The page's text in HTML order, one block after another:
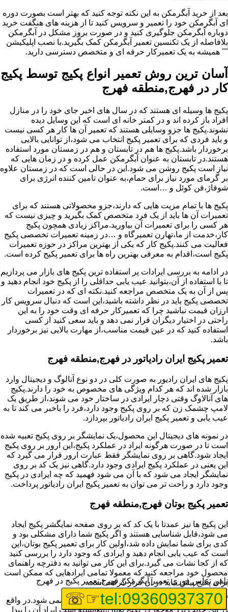
بعد از خرید آبگرمکن به این نکته توجه کنید که بهتر است بصورت دوره
ای آبگرمکن خود را تعمیر و سرویس کنید تا از هزینه های هنگفت خرید
دوباره آبگرمکن جلوگیری کنید و در صورت بروز مشکل در آبگرمکن
بلافاصله از یک تکنسین تعمیر آبگرمکن کمک بگیرید.با نصب اپلیکیشن
"" همیشه به یک تعمیرکار حرفه ای و متخصص دسترسی دارید.
آسان ترین روش تعمیر انواع پکیج توسط پکیج
کار در فهرج,منطقه فهرج
پکیج ها وسیله ای هستند که در سال های اخیر جای خود را در منازل
افراد باز کرده اند و در کمتر خانه ای است که این وسایل دیده
نشوند.پکیج ها جزو وسایلی هستند که تعمیر آن ها کار هر کسی نیست
و باید فردی که برای تعمیر پکیج انتخاب می شود،از توانایی بالایی
برخوردار باشد.پکیج ها هم در تابستان و هم در زمستان مورد استفاده
هستند.در تابستان به عنوان آبگرمکن عمل کرده و در زمان هایی که
نیاز است پکیج روشن می شود.این در حالی است که در زمستان علاوه
بر گرمای مورد نیاز برای حمام،به عنوان تامین کننده انرژی برای
شوفاژ،فن کوئل و …است.
پکیج ها با تمام مزیت هایی که دارند،جزو محصولاتی هستند که برای
تعمیرات آن ها باید از یک فرد متخصص کمک بگیرید و چیزی نیست که
هر کسی را برای تعمیرات آن بیاورید.مراکز زیادی همچون پکیج
کار،خدمت از ما،تهارن تعمیرگاه و …در زمینه تعمیرات تخصصی پکیج
فعالیت می کنند.پکیج کار که یکی از بهترین مراکز در حوزه تعمیرات
پکیج است،اقدام به معرفی بهترین راه ها برای تعمیر پکیج کرده است.
در ادامه به بررسی ایرادات پر استفاده ترین پکیج های بازار می پردازیم
تا با استفاده از آن،بتوانید عیب یابی حداقلی را از پکیج خود انجام دهید و
پس از آن به یک متخصص مراجعه کنید.نکته ای که در تعمیرات
تخصصی پکیج باید در نظر داشته باشید،این است که دنبال سرویس کار
ارزان قیمت نباشید چرا که تعمیرکار حرفه ای وقت خود را به این
راحتی در اختیار دیگران قرار نمی دهد و باید سعی کنید از کسی
استفاده کنید که در عین قیمت مناسب،از مهارت بالایی نیز برخوردار
باشد.
تعمیر پکیج ایران رادیاتور در فهرج,منطقه فهرج
پکیج های ایران رادیور به صورت کلی در دو نوع آنالوگ و دیجیتال وارد
بازار شده اند که هر کدام ویژگی های مخصوص به خود را دارند.پکیج
های آنالاوگ وقتی دچار ایرادی در ساختار خود می شوند،از طریق یک
لامپ چشمک زن که بر روی پکیج وجود دارد،فرد را باخبر می کند تا به
عیب یابی و تعمیر پکیج ایران رادیاتور بپردازد.
در نمونه های دیجیتال این محصول،یک نمایشگر بر روی پکیج تعبیه شده
است تا در صورت هرگونه ایراد در عملکرد پکیج،این ارور بر روی پکیج
ایجاد شود.گاهی بر روی نمایشگر فقط عبارت ارور قرار می گیرد که
این یعنی در عملکرد پکیج ایرادی وجود دارد.گاهی نیز یک کد بر روی
نمایشگر ایجاد می شود که با آن می شود فهمید که چه ایرادی در پکیج
وجود دارد و راحت تر می توان به تعمیر پکیج ایران رادیاتور پرداخت.
تعمیر پکیج بوتان فهرج,منطقه فهرج
این پکیج ها نیز عمدتا با یک کد که بر روی صفحه نمایگشر پکیج ایجاد
می شود،قابل شناسایی هستند و اگر پکیج شما دارای مشکلی بود و
کدی برای شما نمایش داده شد،اولین کار برای تعمیر پکیج بوتان،این
است که عیب یابی انجام دهید و ایرادی که وجود دارد را بررسی کنید
که از کجا نشات می گیرد.برای این کار می توانید به دفترچه راهنمای
محصول خود مراجعه کنید که معمولا تمامی ایرادهایی که ممکن است
برای پکیج پیش بیاید در آن قرار گرفته است.
گاهی نیز هنگام خرابی پکیج،هیچ اروری نمایش داده نمی شود.در واقع
در این حالت برد موجود در پکیج بوتان،نتوانسته است ایراد آن را پیدا
تلفن تماس فوریتعمیر آبگرمکن فهرج,تعمیر پکیج در فهرج
tel:09360937370
☞☏